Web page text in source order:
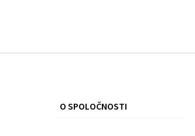
O SPOLOČNOSTI